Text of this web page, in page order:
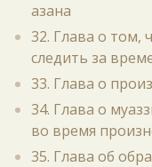
азана
32. Глава о том,
следить за
33. Глава о
34. Глава о
во время
35. Глава об